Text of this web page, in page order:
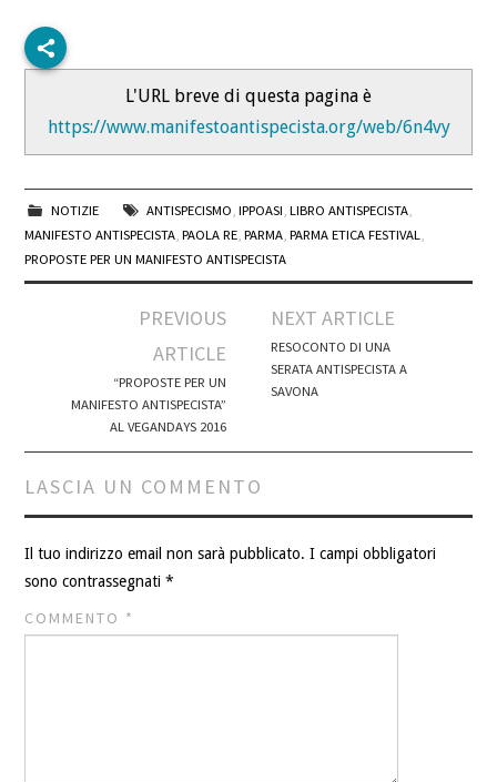
L'URL breve di questa pagina è
https://www.manifestoantispecista.org/web/6n4vy
NOTIZIE ANTISPECISMO, IPPOASI, LIBRO ANTISPECISTA,
MANIFESTO ANTISPECISTA,PAOLA RE,PARMA,PARMA ETICA FESTIVAL,
PROPOSTE PER UN MANIFESTO ANTISPECISTA
PREVIOUS
ARTICLE
“PROPOSTE PER UN
MANIFESTO ANTISPECISTA”
AL VEGANDAYS 2016
NEXT ARTICLE
RESOCONTO DI UNA
SERATA ANTISPECISTA A
SAVONA
LASCIA UN COMMENTO
Il tuo indirizzo email non sarà pubblicato. I campi obbligatori
sono contrassegnati*
COMMENTO *